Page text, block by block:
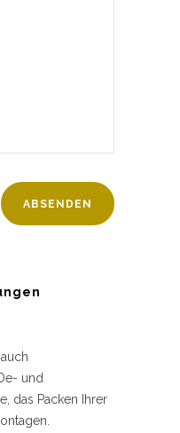
und
das Packen Ihrer